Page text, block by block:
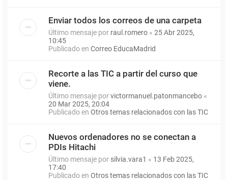
Enviar todos los correos de una carpeta
Último mensaje por raul.romero « 25 Abr 2025,
10:45
Publicado en Correo EducaMadrid
Recorte a las TIC a partir del curso que
viene.
Último mensaje porvictormanuel.patonmancebo «
20 Mar 2025, 20:04
Publicado en Otros temas relacionados con las TIC
Nuevos ordenadores no se conectan a
PDIs Hitachi
Último mensaje por silvia.vara1 « 13 Feb 2025,
17:40
Publicado en Otros temas relacionados con las TIC